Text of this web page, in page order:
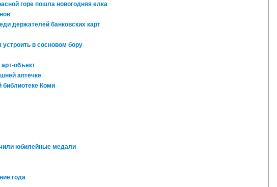
горе пошла новогодняя елка
держателей банковских карт
в сосновом бору
объект
аптечке
библиотеке Коми
юбилейные медали
года